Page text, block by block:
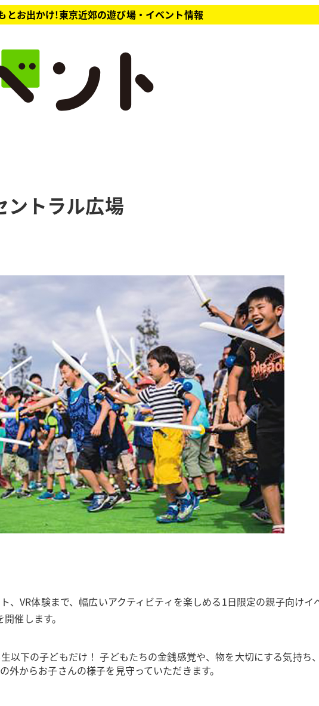
とお出かけ!東京近郊の遊び場・イベント情報
ントラル広場
、VR体験まで、幅広いアクティビティを楽しめる1日限定の親子向け
開催します。
以下の子どもだけ！ 子どもたちの金銭感覚や、物を大切にする気持ち
からお子さんの様子を見守っていただきます。